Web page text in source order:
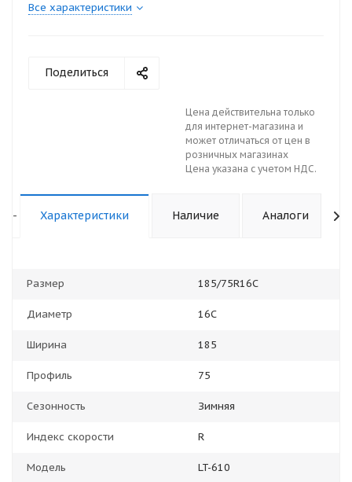
Все характеристики
Поделиться
Цена действительна только
для интернет-магазина и
может отличаться от цен в
розничных магазинах
Цена указана с учетом НДС.
- Характеристики Наличие Аналоги
Размер 185/75R16C
Диаметр 16С
Ширина 185
Профиль 75
Сезонность Зимняя
Индекс скорости R
Модель LT-610